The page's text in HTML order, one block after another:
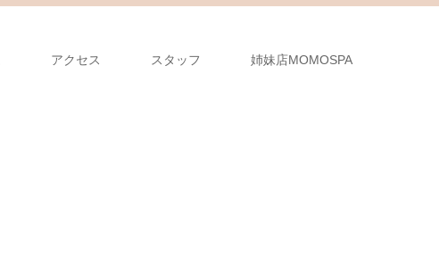
アクセス スタッフ 姉妹店MOMOSPA